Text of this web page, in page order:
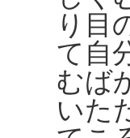
り目
て自
むば
いた